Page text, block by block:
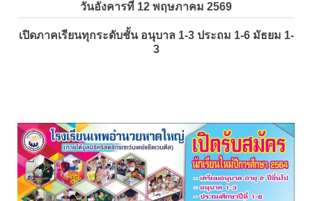
วันอังคารที่ 12 พฤษภาคม 2569
เปิดภาคเรียนทุกระดับชั้น อนุบาล 1-3 ประถม 1-6 มัธยม 1-
3